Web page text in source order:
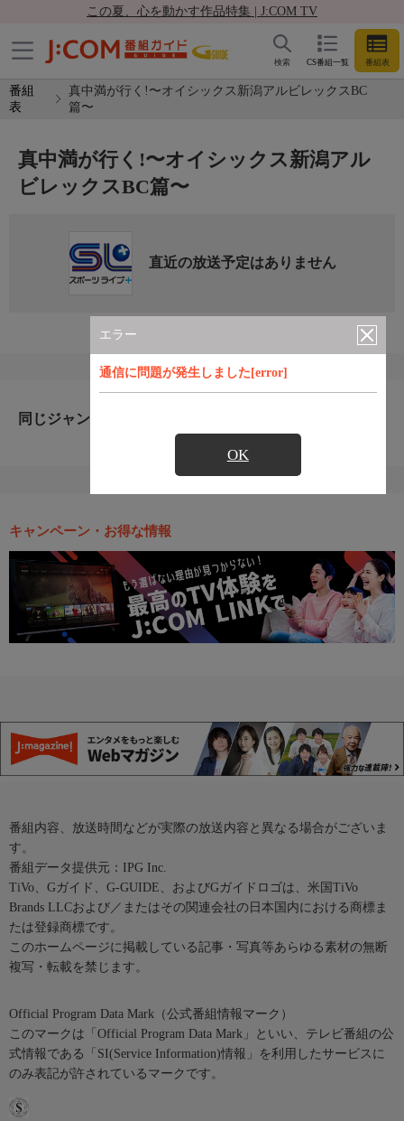
この夏、心を動かす作品特集 | J:COM TV
CS番組一覧 番組表
検索
番組
表
真中満が行く!〜オイシックス新潟アルビレックスBC
篇〜
エラー
通信に問題が発生しました[error]
OK
真中満が行く!〜オイシックス新潟アル
ビレックスBC篇〜
直近の放送予定はありません
同じジャンルのおすすめ番組
キャンペーン・お得な情報
番組内容、放送時間などが実際の放送内容と異なる場合がございま
す。
番組データ提供元：IPG Inc.
TiVo、Gガイド、G-GUIDE、およびGガイドロゴは、米国TiVo
Brands LLCおよび／またはその関連会社の日本国内における商標ま
たは登録商標です。
このホームページに掲載している記事・写真等あらゆる素材の無断
複写・転載を禁じます。
Official Program Data Mark（公式番組情報マーク）
このマークは「Official Program Data Mark」といい、テレビ番組の公
式情報である「SI(Service Information)情報」を利用したサービスに
のみ表記が許されているマークです。